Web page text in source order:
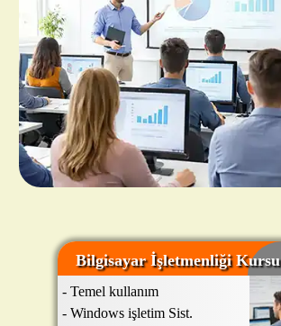
Bilgisayar İşletmenliği Kursu
- Temel kullanım
- Windows işletim Sist.